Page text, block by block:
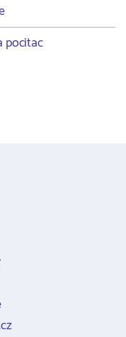
pocitac